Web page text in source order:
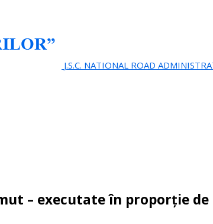
J.S.C. NATIONAL ROAD
– executate în proporție de